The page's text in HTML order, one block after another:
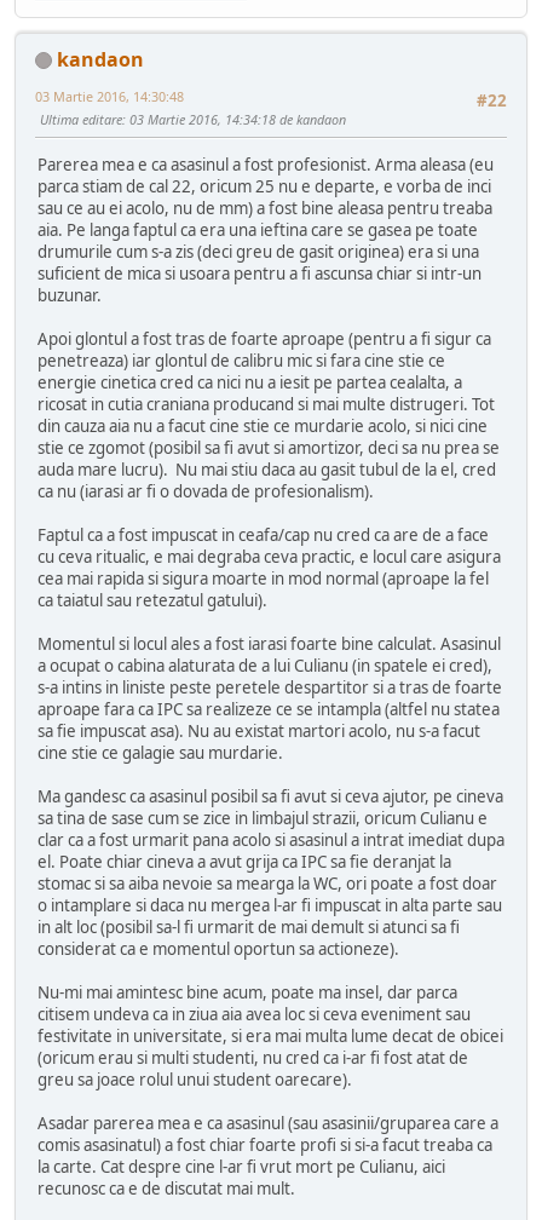
kandaon
#22
03 Martie 2016, 14:30:48
Ultima editare: 03 Martie 2016, 14:34:18 de kandaon
Parerea mea e ca asasinul a fost profesionist. Arma aleasa (eu
parca stiam de cal 22, oricum 25 nu e departe, e vorba de inci
sau ce au ei acolo, nu de mm) a fost bine aleasa pentru treaba
aia. Pe langa faptul ca era una ieftina care se gasea pe toate
drumurile cum s-a zis (deci greu de gasit originea) era si una
suficient de mica si usoara pentru a fi ascunsa chiar si intr-un
buzunar.
Apoi glontul a fost tras de foarte aproape (pentru a fi sigur ca
penetreaza) iar glontul de calibru mic si fara cine stie ce
energie cinetica cred ca nici nu a iesit pe partea cealalta, a
ricosat in cutia craniana producand si mai multe distrugeri. Tot
din cauza aia nu a facut cine stie ce murdarie acolo, si nici cine
stie ce zgomot (posibil sa fi avut si amortizor, deci sa nu prea se
auda mare lucru). Nu mai stiu daca au gasit tubul de la el, cred
ca nu (iarasi ar fi o dovada de profesionalism).
Faptul ca a fost impuscat in ceafa/cap nu cred ca are de a face
cu ceva ritualic, e mai degraba ceva practic, e locul care asigura
cea mai rapida si sigura moarte in mod normal (aproape la fel
ca taiatul sau retezatul gatului).
Momentul si locul ales a fost iarasi foarte bine calculat. Asasinul
a ocupat o cabina alaturata de a lui Culianu (in spatele ei cred),
s-a intins in liniste peste peretele despartitor si a tras de foarte
aproape fara ca IPC sa realizeze ce se intampla (altfel nu statea
sa fie impuscat asa). Nu au existat martori acolo, nu s-a facut
cine stie ce galagie sau murdarie.
Ma gandesc ca asasinul posibil sa fi avut si ceva ajutor, pe cineva
sa tina de sase cum se zice in limbajul strazii, oricum Culianu e
clar ca a fost urmarit pana acolo si asasinul a intrat imediat dupa
el. Poate chiar cineva a avut grija ca IPC sa fie deranjat la
stomac si sa aiba nevoie sa mearga la WC, ori poate a fost doar
o intamplare si daca nu mergea l-ar fi impuscat in alta parte sau
in alt loc (posibil sa-l fi urmarit de mai demult si atunci sa fi
considerat ca e momentul oportun sa actioneze).
Nu-mi mai amintesc bine acum, poate ma insel, dar parca
citisem undeva ca in ziua aia avea loc si ceva eveniment sau
festivitate in universitate, si era mai multa lume decat de obicei
(oricum erau si multi studenti, nu cred ca i-ar fi fost atat de
greu sa joace rolul unui student oarecare).
Asadar parerea mea e ca asasinul (sau asasinii/gruparea care a
comis asasinatul) a fost chiar foarte profi si si-a facut treaba ca
la carte. Cat despre cine l-ar fi vrut mort pe Culianu, aici
recunosc ca e de discutat mai mult.